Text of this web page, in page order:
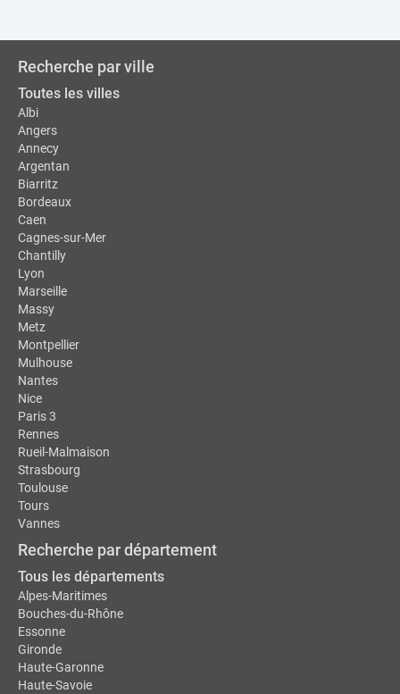
Recherche par ville
Toutes les villes
Albi
Angers
Annecy
Argentan
Biarritz
Bordeaux
Caen
Cagnes-sur-Mer
Chantilly
Lyon
Marseille
Massy
Metz
Montpellier
Mulhouse
Nantes
Nice
Paris 3
Rennes
Rueil-Malmaison
Strasbourg
Toulouse
Tours
Vannes
Recherche par département
Tous les départements
Alpes-Maritimes
Bouches-du-Rhône
Essonne
Gironde
Haute-Garonne
Haute-Savoie